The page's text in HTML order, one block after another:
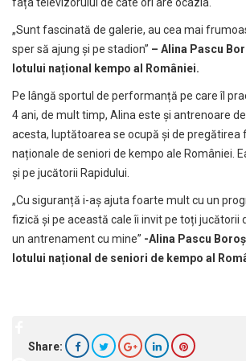
„Sunt fascinată de galerie, au cea mai
sper să ajung și pe stadion” – Alina Pascu
lotului național kempo al României.
Pe lângă sportul de performanță pe care îl
4 ani, de mult timp, Alina este și antrenoare
acesta, luptătoarea se ocupă și de pregătirea
naționale de seniori de kempo ale României.
și pe jucătorii Rapidului.
„Cu siguranță i-aș ajuta foarte mult cu un
fizică și pe această cale îi invit pe toți jucătorii
un antrenament cu mine” -Alina Pascu
lotului național de seniori de kempo al
Share: